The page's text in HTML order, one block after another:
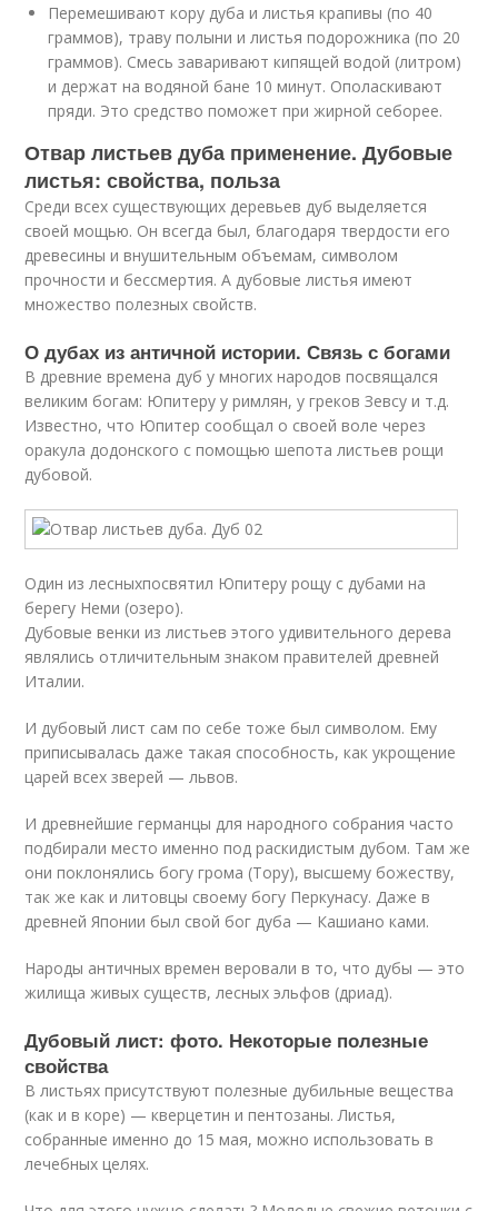
Перемешивают кору дуба и листья крапивы (по 40
граммов), траву полыни и листья подорожника (по 20
граммов). Смесь заваривают кипящей водой (литром)
и держат на водяной бане 10 минут. Ополаскивают
пряди. Это средство поможет при жирной себорее.
Отвар листьев дуба применение. Дубовые
листья: свойства, польза
Среди всех существующих деревьев дуб выделяется
своей мощью. Он всегда был, благодаря твердости его
древесины и внушительным объемам, символом
прочности и бессмертия. А дубовые листья имеют
множество полезных свойств.
О дубах из античной истории. Связь с богами
В древние времена дуб у многих народов посвящался
великим богам: Юпитеру у римлян, у греков Зевсу и т.д.
Известно, что Юпитер сообщал о своей воле через
оракула додонского с помощью шепота листьев рощи
дубовой.
Один из лесныхпосвятил Юпитеру рощу с дубами на
берегу Неми (озеро).
Дубовые венки из листьев этого удивительного дерева
являлись отличительным знаком правителей древней
Италии.
И дубовый лист сам по себе тоже был символом. Ему
приписывалась даже такая способность, как укрощение
царей всех зверей — львов.
И древнейшие германцы для народного собрания часто
подбирали место именно под раскидистым дубом. Там же
они поклонялись богу грома (Тору), высшему божеству,
так же как и литовцы своему богу Перкунасу. Даже в
древней Японии был свой бог дуба — Кашиано ками.
Народы античных времен веровали в то, что дубы — это
жилища живых существ, лесных эльфов (дриад).
Дубовый лист: фото. Некоторые полезные
свойства
В листьях присутствуют полезные дубильные вещества
(как и в коре) — кверцетин и пентозаны. Листья,
собранные именно до 15 мая, можно использовать в
лечебных целях.